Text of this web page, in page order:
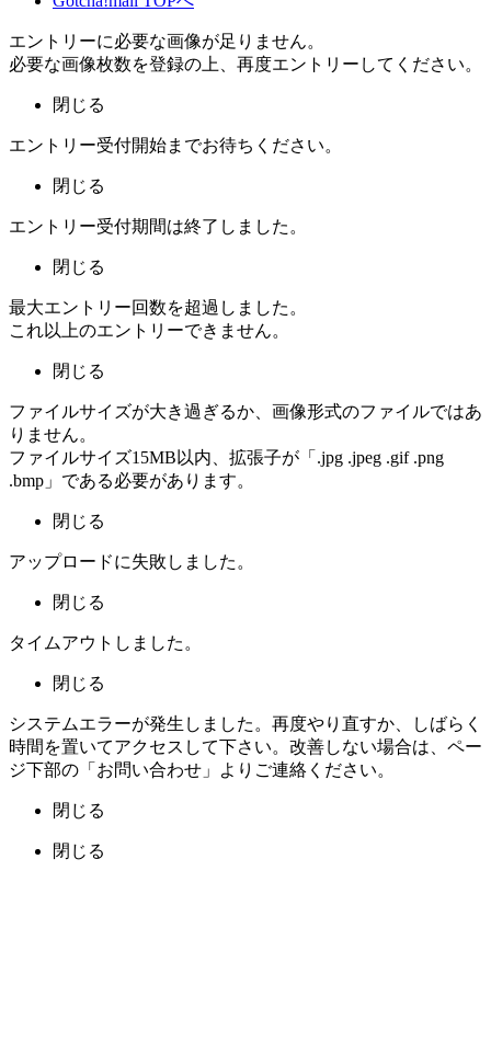
エントリーに必要な画像が足りません。
必要な画像枚数を登録の上、再度エントリーしてください。
閉じる
エントリー受付開始までお待ちください。
閉じる
エントリー受付期間は終了しました。
閉じる
最大エントリー回数を超過しました。
これ以上のエントリーできません。
閉じる
ファイルサイズが大き過ぎるか、画像形式のファイルではあ
りません。
ファイルサイズ15MB以内、拡張子が「.jpg .jpeg .gif .png
.bmp」である必要があります。
閉じる
アップロードに失敗しました。
閉じる
タイムアウトしました。
閉じる
システムエラーが発生しました。再度やり直すか、しばらく
時間を置いてアクセスして下さい。改善しない場合は、ペー
ジ下部の「お問い合わせ」よりご連絡ください。
閉じる
閉じる